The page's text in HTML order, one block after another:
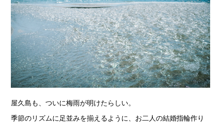
屋久島も、ついに梅雨が明けたらしい。
季節のリズムに足並みを揃えるように、お二人の結婚指輪作り